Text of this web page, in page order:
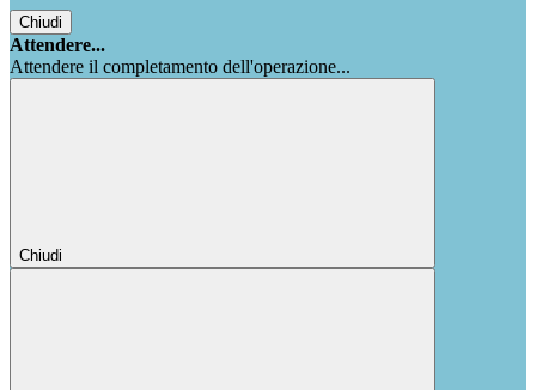
Chiudi
Attendere...
Attendere il completamento dell'operazione...
Chiudi